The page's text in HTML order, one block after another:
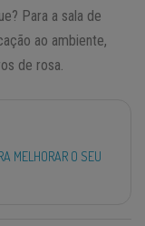
Para a sala de
ao ambiente,
de rosa.
MELHORAR O SEU